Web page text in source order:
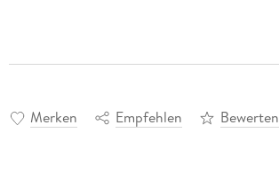
Merken Empfehlen Bewerten